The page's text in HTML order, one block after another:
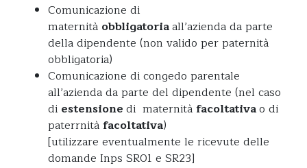
Comunicazione di
maternità obbligatoriaall’azienda da parte
della dipendente (non valido per paternità
obbligatoria)
Comunicazione di congedo parentale
all’azienda da parte del dipendente (nel caso
di estensionedi maternitàfacoltativao di
paterrnitàfacoltativa)
[utilizzare eventualmente le ricevute delle
domande Inps SR01 e SR23]